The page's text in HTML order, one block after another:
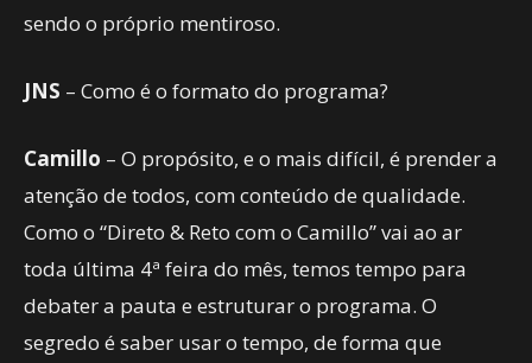
sendo o próprio mentiroso.
JNS – Como é o formato do programa?
Camillo – O propósito, e o mais difícil, é prender a
atenção de todos, com conteúdo de qualidade.
Como o “Direto & Reto com o Camillo” vai ao ar
toda última 4ª feira do mês, temos tempo para
debater a pauta e estruturar o programa. O
segredo é saber usar o tempo, de forma que